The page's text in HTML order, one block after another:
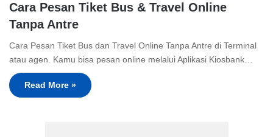
Cara Pesan Tiket Bus & Travel Online
Tanpa Antre
Cara Pesan Tiket Bus dan Travel Online Tanpa Antre di Terminal
atau agen. Kamu bisa pesan online melalui Aplikasi Kiosbank…
Read More »